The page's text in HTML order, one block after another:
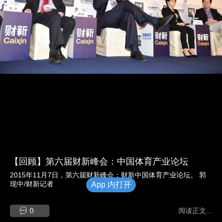
【回顾】第六届财新峰会：中国体育产业论坛
2015年11月7日，第六届财新峰会：财新中国体育产业论坛。 郭
现中/财新记者
0 阅读正文...
App 内打开